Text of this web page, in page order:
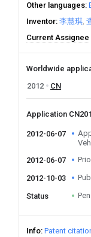
Other languages
Inventor 李慧琪
Current Assignee
Worldwide
2012
CN
Application
2012-06-07
2012-06-07
2012-10-03
Status
Info Patent